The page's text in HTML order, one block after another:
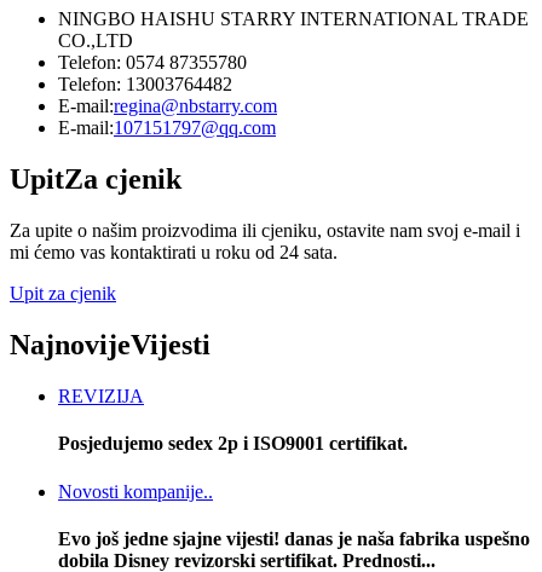
NINGBO HAISHU STARRY INTERNATIONAL TRADE
CO.,LTD
Telefon: 0574 87355780
Telefon: 13003764482
E-mail:regina@nbstarry.com
E-mail:107151797@qq.com
UpitZa cjenik
Za upite o našim proizvodima ili cjeniku, ostavite nam svoj e-mail i
mi ćemo vas kontaktirati u roku od 24 sata.
Upit za cjenik
NajnovijeVijesti
REVIZIJA
Posjedujemo sedex 2p i ISO9001 certifikat.
Novosti kompanije..
Evo još jedne sjajne vijesti! danas je naša fabrika uspešno
dobila Disney revizorski sertifikat. Prednosti...